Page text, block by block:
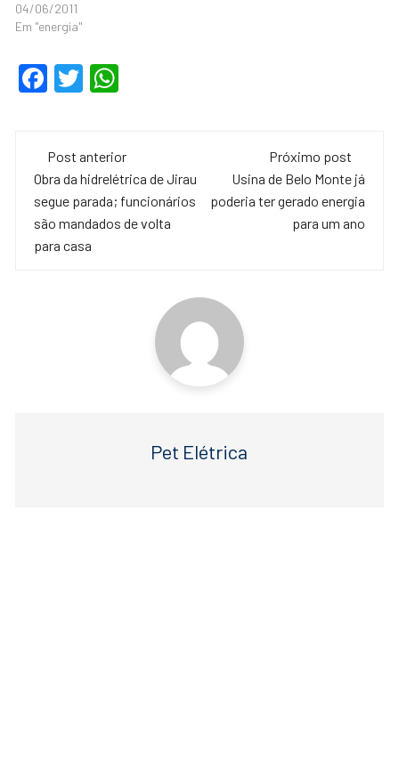
04/06/2011
Em "energia"
F
e
b
o
o
T
er s
A
p
Navegação
de
post
Post anterior
Obra da hidrelétrica de Jirau
segue parada; funcionários
são mandados de volta
para casa
Próximo post
Usina de Belo Monte já
poderia ter gerado energia
para um ano
Pet Elétrica